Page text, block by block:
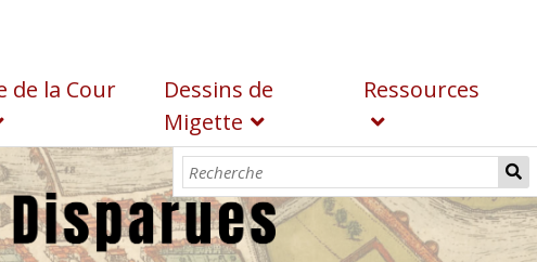
de la Cour
Dessins de
Migette
Ressources